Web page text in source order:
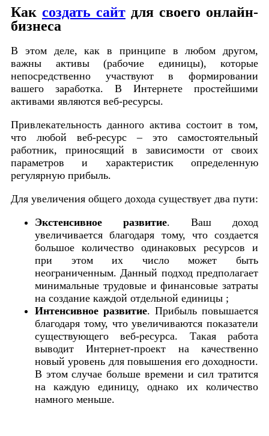
Как создать сайт для своего онлайн-
бизнеса
В этом деле, как в принципе в любом другом,
важны активы (рабочие единицы), которые
непосредственно участвуют в формировании
вашего заработка. В Интернете простейшими
активами являются веб-ресурсы.
Привлекательность данного актива состоит в том,
что любой веб-ресурс – это самостоятельный
работник, приносящий в зависимости от своих
параметров и характеристик определенную
регулярную прибыль.
Для увеличения общего дохода существует два пути:
Экстенсивное развитие. Ваш доход
увеличивается благодаря тому, что создается
большое количество одинаковых ресурсов и
при этом их число может быть
неограниченным. Данный подход предполагает
минимальные трудовые и финансовые затраты
на создание каждой отдельной единицы ;
Интенсивное развитие. Прибыль повышается
благодаря тому, что увеличиваются показатели
существующего веб-ресурса. Такая работа
выводит Интернет-проект на качественно
новый уровень для повышения его доходности.
В этом случае больше времени и сил тратится
на каждую единицу, однако их количество
намного меньше.